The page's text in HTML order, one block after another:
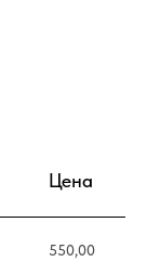
Цена
550,00